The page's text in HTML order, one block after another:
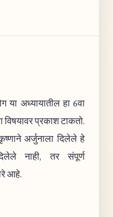
या अध्यायातील हा 6वा
विषयावर प्रकाश टाकतो.
अर्जुनाला दिलेले हे
नाही, तर संपूर्ण
आहे.